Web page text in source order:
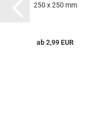
250 x 250 mm
ab 2,99 EUR